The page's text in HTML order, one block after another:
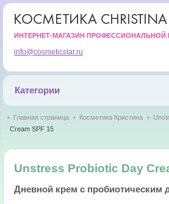
КОСМЕТИКА CHRISTINA
ИНТЕРНЕТ-МАГАЗИН ПРОФЕССИОНАЛЬНОЙ
info@cosmeticstar.ru
Категории
Главная страница Косметика Кристина
Cream SPF 15
Unstress Probiotic Day
Дневной крем с пробиотическим